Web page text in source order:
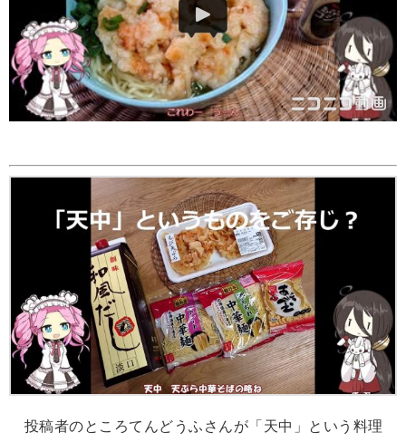
投稿者のところてんどうふさんが「天中」という料理